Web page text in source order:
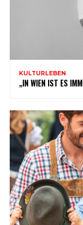
KULTURLEBEN
„IN WIEN IST ES